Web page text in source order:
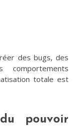
des bugs, des
totale est
pouvoir